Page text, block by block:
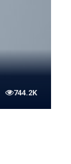
744.2K